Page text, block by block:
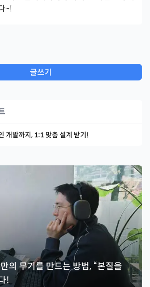
~!
글쓰기
개발까지, 1:1 맞춤 설계 받기!
의 무기를 만드는 방법, “본질을
!